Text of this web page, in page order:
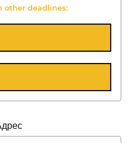
other deadlines: